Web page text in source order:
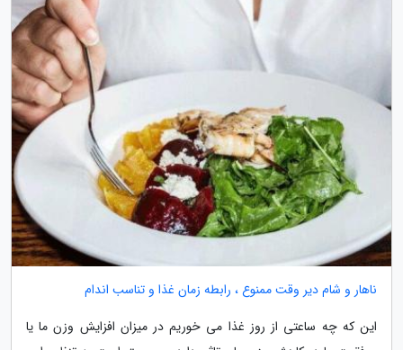
ناهار و شام دیر وقت ممنوع ، رابطه زمان غذا و تناسب اندام
این که چه ساعتی از روز غذا می خوریم در میزان افزایش وزن ما یا